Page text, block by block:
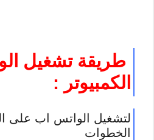
طريقة تشغيل
الكمبيوتر :
لتشغيل الواتس اب على
الخطوات